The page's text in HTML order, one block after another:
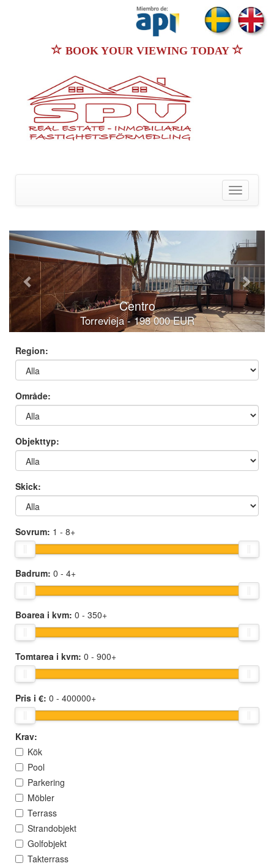
BOOK YOUR VIEWING TODAY
Toggle
navigation
Centro
Torrevieja - 198 000 EUR
Previous
Region:
Område:
Objekttyp:
Skick:
Sovrum: 1 - 8+
Badrum: 0 - 4+
Boarea i kvm: 0 - 350+
Tomtarea i kvm: 0 - 900+
Pris i €: 0 - 400000+
Krav:
Kök
Pool
Parkering
Möbler
Terrass
Strandobjekt
Golfobjekt
Takterrass